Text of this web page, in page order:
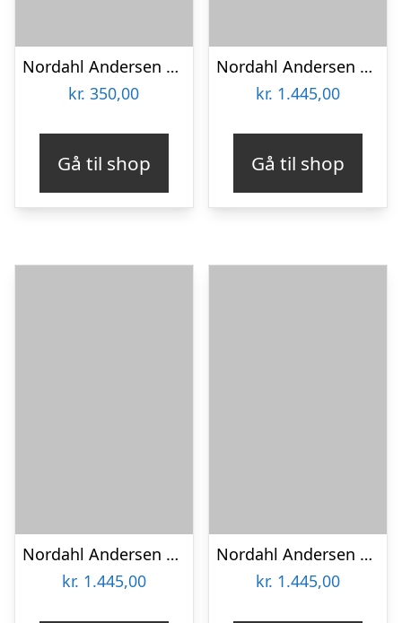
Nordahl Andersen sølv bogstav V
kr. 350,00
Gå til shop
Nordahl Andersen 14 kt bogstav D
kr. 1.445,00
Gå til shop
Nordahl Andersen 14 kt bogstav T
kr. 1.445,00
Nordahl Andersen 14 kt bogstav U
kr. 1.445,00